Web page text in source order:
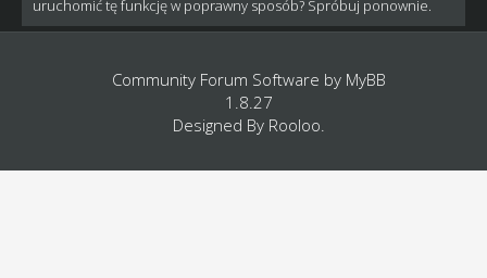
uruchomić tę funkcję w poprawny sposób? Spróbuj ponownie.
Community Forum Software by MyBB
1.8.27
Designed By Rooloo.